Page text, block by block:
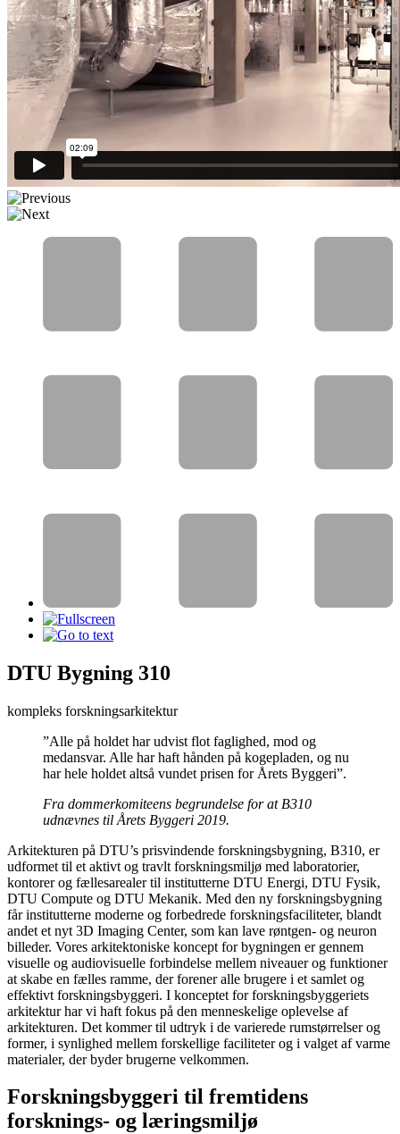
DTU Bygning 310
kompleks forskningsarkitektur
”Alle på holdet har udvist flot faglighed, mod og
medansvar. Alle har haft hånden på kogepladen, og nu
har hele holdet altså vundet prisen for Årets Byggeri”.
Fra dommerkomiteens begrundelse for at B310
udnævnes til Årets Byggeri 2019.
Arkitekturen på DTU’s prisvindende forskningsbygning, B310, er
udformet til et aktivt og travlt forskningsmiljø med laboratorier,
kontorer og fællesarealer til institutterne DTU Energi, DTU Fysik,
DTU Compute og DTU Mekanik. Med den ny forskningsbygning
får institutterne moderne og forbedrede forskningsfaciliteter, blandt
andet et nyt 3D Imaging Center, som kan lave røntgen- og neuron
billeder. Vores arkitektoniske koncept for bygningen er gennem
visuelle og audiovisuelle forbindelse mellem niveauer og funktioner
at skabe en fælles ramme, der forener alle brugere i et samlet og
effektivt forskningsbyggeri. I konceptet for forskningsbyggeriets
arkitektur har vi haft fokus på den menneskelige oplevelse af
arkitekturen. Det kommer til udtryk i de varierede rumstørrelser og
former, i synlighed mellem forskellige faciliteter og i valget af varme
materialer, der byder brugerne velkommen.
Forskningsbyggeri til fremtidens
forsknings- og læringsmiljø